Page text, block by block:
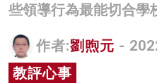
影片
名家榜
灼見活動
些領導行為最能切合學
作者:劉煦元 -
教評心事